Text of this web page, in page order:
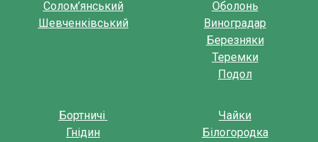
Солом’янський
Шевченківський
Оболонь
Виноградар
Березняки
Теремки
Подол
Бортничі
Гнідин
Чайки
Білогородка